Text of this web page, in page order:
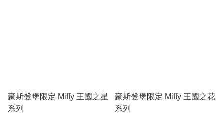
豪斯登堡限定 Miffy 王國之星
系列
豪斯登堡限定 Miffy 王國之花
系列